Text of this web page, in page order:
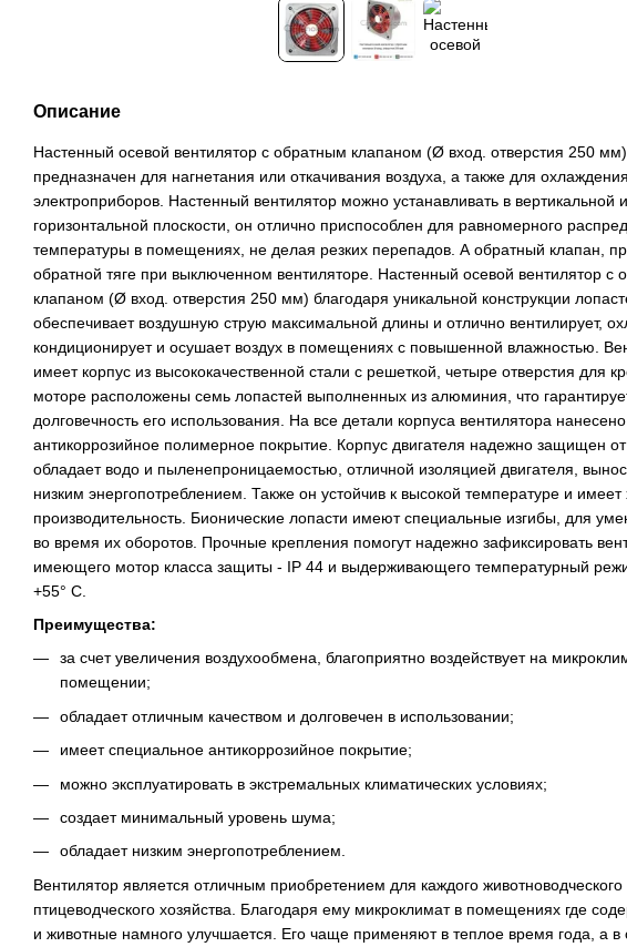
Описание
Настенный осевой вентилятор с обратным клапаном (Ø вход. отверстия 250 мм)
предназначен для нагнетания или откачивания воздуха, а также для охлаждения
электроприборов. Настенный вентилятор можно устанавливать в вертикальной
горизонтальной плоскости, он отлично приспособлен для равномерного
температуры в помещениях, не делая резких перепадов. А обратный клапан,
обратной тяге при выключенном вентиляторе. Настенный осевой вентилятор с
клапаном (Ø вход. отверстия 250 мм) благодаря уникальной конструкции
обеспечивает воздушную струю максимальной длины и отлично вентилирует,
кондиционирует и осушает воздух в помещениях с повышенной влажностью.
имеет корпус из высококачественной стали с решеткой, четыре отверстия для
моторе расположены семь лопастей выполненных из алюминия, что
долговечность его использования. На все детали корпуса вентилятора нанесено
антикоррозийное полимерное покрытие. Корпус двигателя надежно защищен
обладает водо и пыленепроницаемостью, отличной изоляцией двигателя,
низким энергопотреблением. Также он устойчив к высокой температуре и
производительность. Бионические лопасти имеют специальные изгибы, для
во время их оборотов. Прочные крепления помогут надежно зафиксировать
имеющего мотор класса защиты - IP 44 и выдерживающего температурный
+55° C.
Преимущества:
за счет увеличения воздухообмена, благоприятно воздействует на
помещении;
обладает отличным качеством и долговечен в использовании;
имеет специальное антикоррозийное покрытие;
можно эксплуатировать в экстремальных климатических условиях;
создает минимальный уровень шума;
обладает низким энергопотреблением.
Вентилятор является отличным приобретением для каждого животноводческого
птицеводческого хозяйства. Благодаря ему микроклимат в помещениях где
и животные намного улучшается. Его чаще применяют в теплое время года, а в